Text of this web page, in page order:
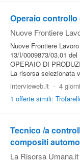
Area
Aziende
Operaio
Nuove Frontiere
Nuove Frontiere
13/I/0009873/03.01
OPERAIO DI
La risorsa selezionata
intervieweb.it - 4
1 offerte simili:
Tecnico /a
compositi
La Risorsa